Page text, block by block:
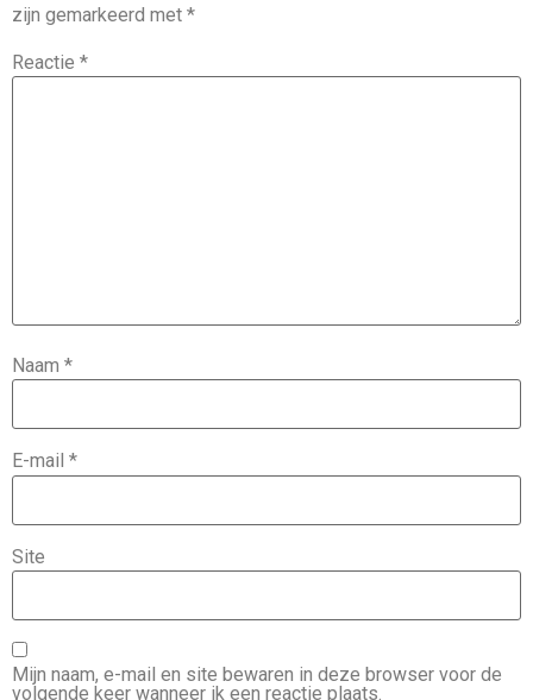
zijn gemarkeerd met *
Reactie *
Naam *
E-mail *
Site
Mijn naam, e-mail en site bewaren in deze browser voor de
volgende keer wanneer ik een reactie plaats.